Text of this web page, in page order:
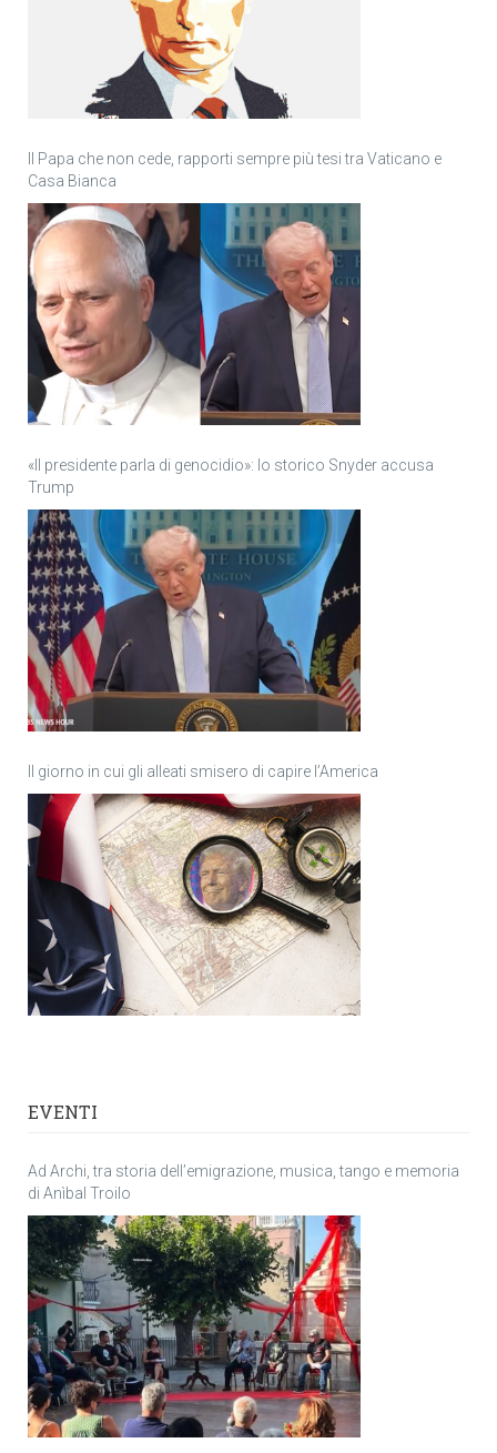
Il Papa che non cede, rapporti sempre più tesi tra Vaticano e
Casa Bianca
«Il presidente parla di genocidio»: lo storico Snyder accusa
Trump
Il giorno in cui gli alleati smisero di capire l’America
EVENTI
Ad Archi, tra storia dell’emigrazione, musica, tango e memoria
di Anìbal Troilo